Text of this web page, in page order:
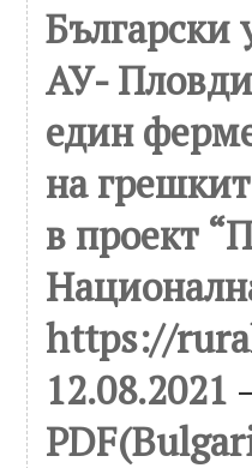
АУ-
един
на
в проект
https://
12.08.2021